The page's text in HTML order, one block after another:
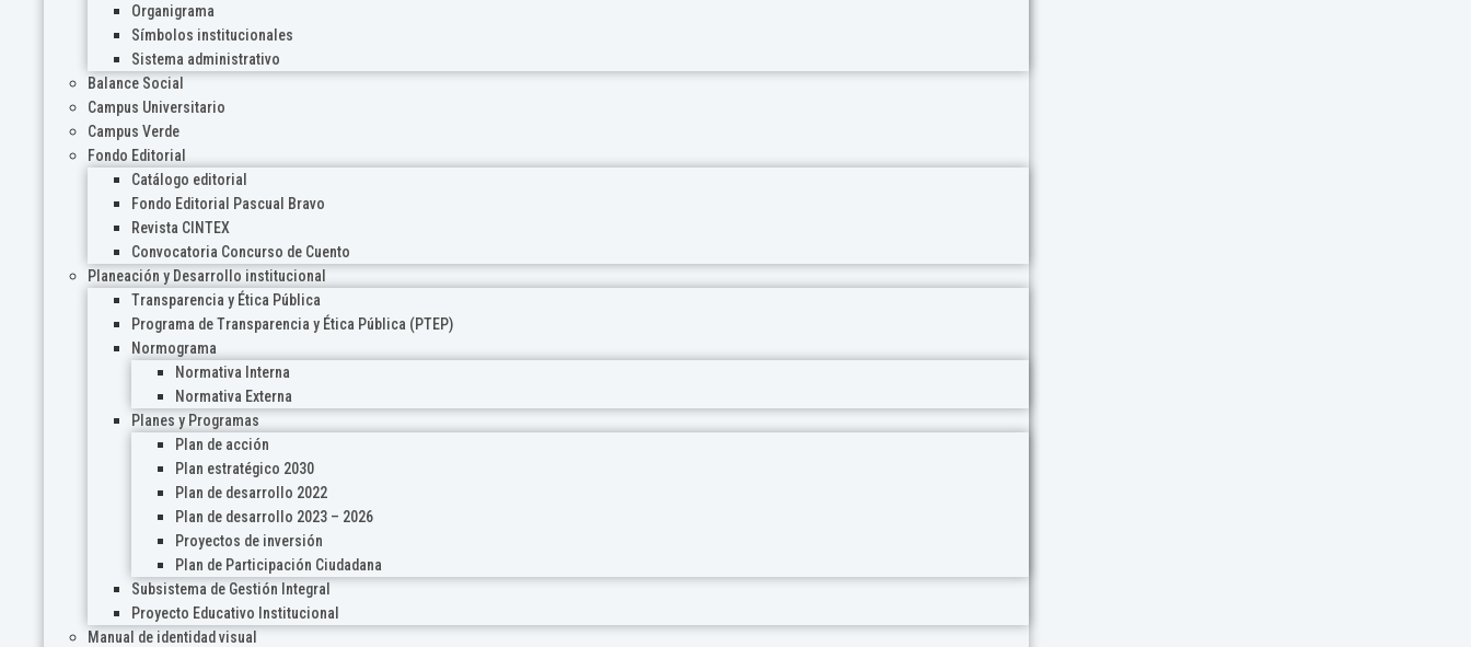
Organigrama
Símbolos institucionales
Sistema administrativo
Balance Social
Campus Universitario
Campus Verde
Fondo Editorial
Catálogo editorial
Fondo Editorial Pascual Bravo
Revista CINTEX
Convocatoria Concurso de Cuento
Planeación y Desarrollo institucional
Transparencia y Ética Pública
Programa de Transparencia y Ética Pública (PTEP)
Normograma
Normativa Interna
Normativa Externa
Planes y Programas
Plan de acción
Plan estratégico 2030
Plan de desarrollo 2022
Plan de desarrollo 2023 – 2026
Proyectos de inversión
Plan de Participación Ciudadana
Subsistema de Gestión Integral
Proyecto Educativo Institucional
Manual de identidad visual